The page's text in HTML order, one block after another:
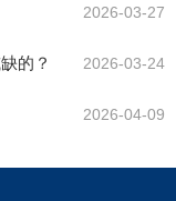
2026-03-27
2026-03-24
的？
2026-04-09